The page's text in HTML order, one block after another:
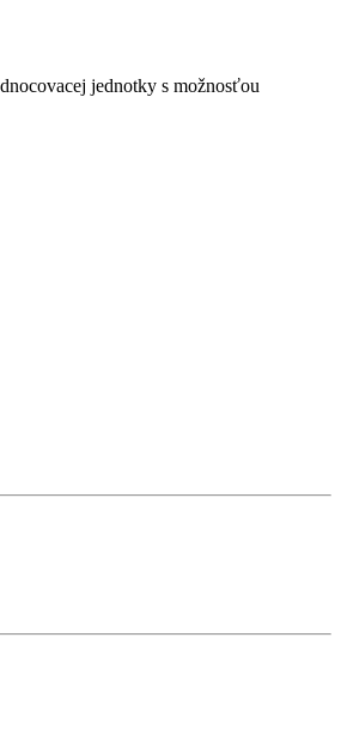
jednotky s možnosťou